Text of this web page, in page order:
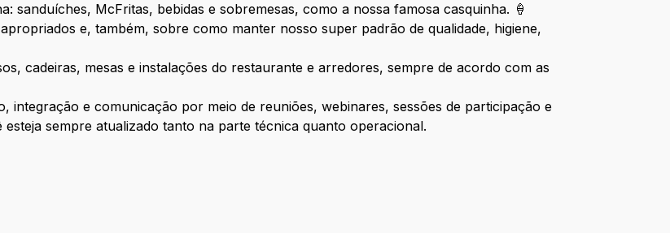
sanduíches, McFritas, bebidas e sobremesas, como a nossa famosa casquinha. 🍦
e, também, sobre como manter nosso super padrão de qualidade, higiene,
cadeiras, mesas e instalações do restaurante e arredores, sempre de acordo com as
integração e comunicação por meio de reuniões, webinares, sessões de participação e
sempre atualizado tanto na parte técnica quanto operacional.